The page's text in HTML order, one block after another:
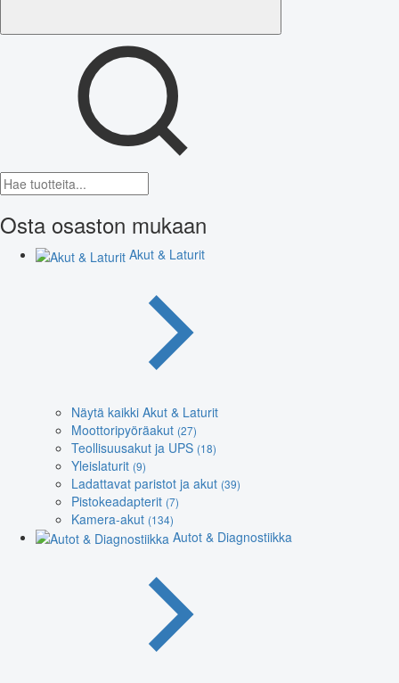
Osta osaston mukaan
Akut & Laturit
Näytä kaikki Akut & Laturit
Moottoripyöräakut (27)
Teollisuusakut ja UPS (18)
Yleislaturit (9)
Ladattavat paristot ja akut (39)
Pistokeadapterit (7)
Kamera-akut (134)
Autot & Diagnostiikka